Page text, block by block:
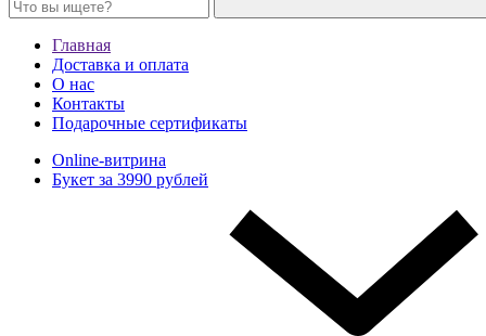
Главная
Доставка и оплата
О нас
Контакты
Подарочные сертификаты
Online-витрина
Букет за 3990 рублей